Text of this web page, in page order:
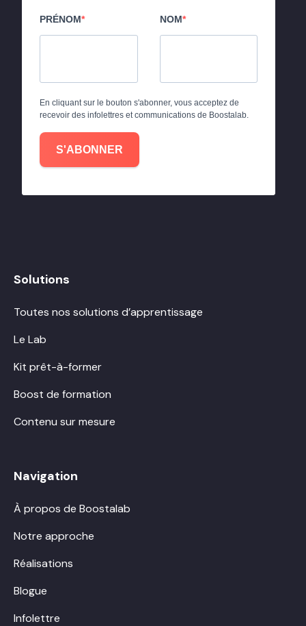
PRÉNOM NOM
En cliquant sur le bouton s'abonner, vous acceptez de
recevoir des infolettres et communications de Boostalab.
S'ABONNER
Solutions
Toutes nos solutions d’apprentissage
Le Lab
Kit prêt-à-former
Boost de formation
Contenu sur mesure
Navigation
À propos de Boostalab
Notre approche
Réalisations
Blogue
Infolettre